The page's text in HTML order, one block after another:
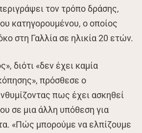
τον τρόπο δράσης,
κατηγορουμένου, ο οποίος
στη Γαλλία σε ηλικία 20 ετών.
διότι «δεν έχει καμία
πρόσθεσε ο
πως έχει ασκηθεί
σε μια άλλη υπόθεση για
«Πώς μπορούμε να ελπίζουμε